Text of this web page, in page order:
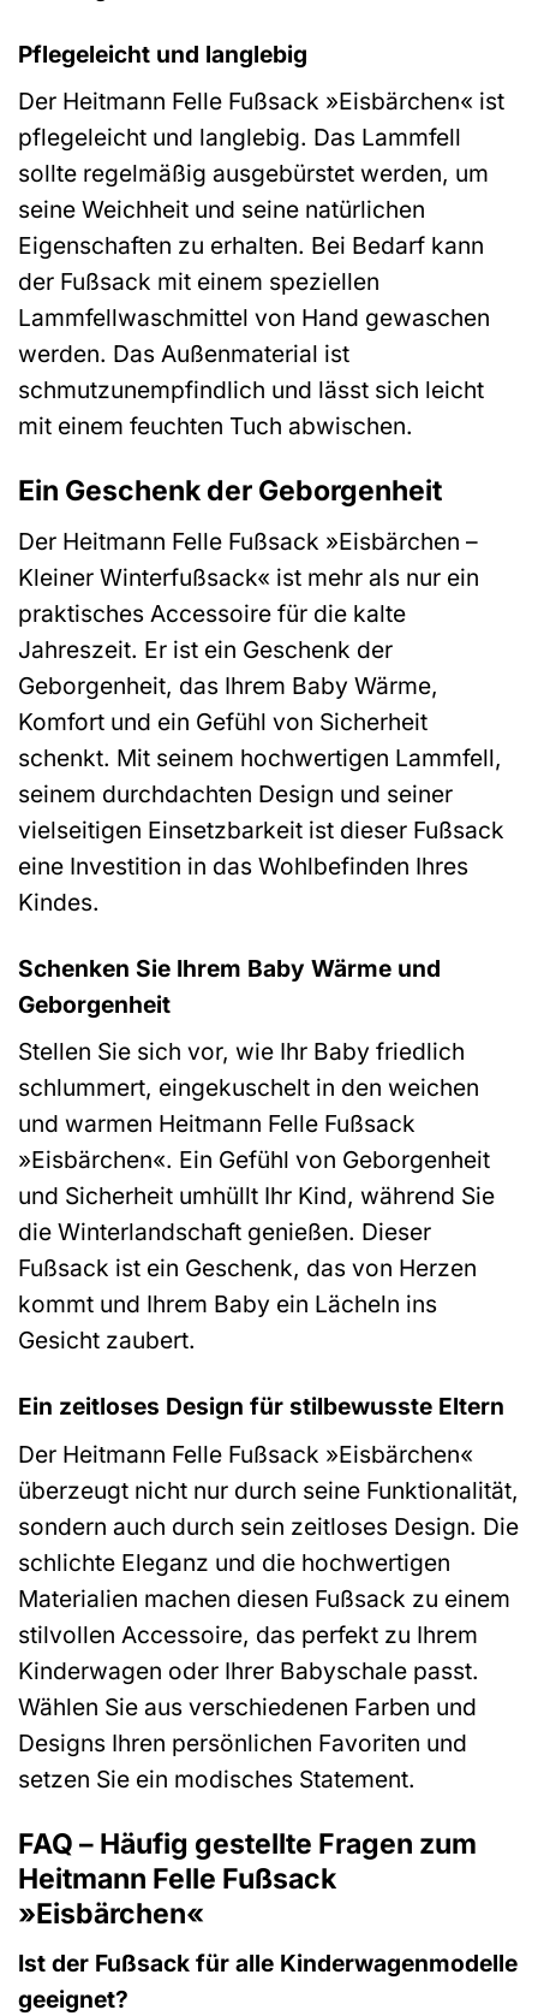
Pflegeleicht und langlebig
Der Heitmann Felle Fußsack »Eisbärchen« ist
pflegeleicht und langlebig. Das Lammfell
sollte regelmäßig ausgebürstet werden, um
seine Weichheit und seine natürlichen
Eigenschaften zu erhalten. Bei Bedarf kann
der Fußsack mit einem speziellen
Lammfellwaschmittel von Hand gewaschen
werden. Das Außenmaterial ist
schmutzunempfindlich und lässt sich leicht
mit einem feuchten Tuch abwischen.
Ein Geschenk der Geborgenheit
Der Heitmann Felle Fußsack »Eisbärchen –
Kleiner Winterfußsack« ist mehr als nur ein
praktisches Accessoire für die kalte
Jahreszeit. Er ist ein Geschenk der
Geborgenheit, das Ihrem Baby Wärme,
Komfort und ein Gefühl von Sicherheit
schenkt. Mit seinem hochwertigen Lammfell,
seinem durchdachten Design und seiner
vielseitigen Einsetzbarkeit ist dieser Fußsack
eine Investition in das Wohlbefinden Ihres
Kindes.
Schenken Sie Ihrem Baby Wärme und
Geborgenheit
Stellen Sie sich vor, wie Ihr Baby friedlich
schlummert, eingekuschelt in den weichen
und warmen Heitmann Felle Fußsack
»Eisbärchen«. Ein Gefühl von Geborgenheit
und Sicherheit umhüllt Ihr Kind, während Sie
die Winterlandschaft genießen. Dieser
Fußsack ist ein Geschenk, das von Herzen
kommt und Ihrem Baby ein Lächeln ins
Gesicht zaubert.
Ein zeitloses Design für stilbewusste Eltern
Der Heitmann Felle Fußsack »Eisbärchen«
überzeugt nicht nur durch seine Funktionalität,
sondern auch durch sein zeitloses Design. Die
schlichte Eleganz und die hochwertigen
Materialien machen diesen Fußsack zu einem
stilvollen Accessoire, das perfekt zu Ihrem
Kinderwagen oder Ihrer Babyschale passt.
Wählen Sie aus verschiedenen Farben und
Designs Ihren persönlichen Favoriten und
setzen Sie ein modisches Statement.
FAQ – Häufig gestellte Fragen zum
Heitmann Felle Fußsack
»Eisbärchen«
Ist der Fußsack für alle Kinderwagenmodelle
geeignet?